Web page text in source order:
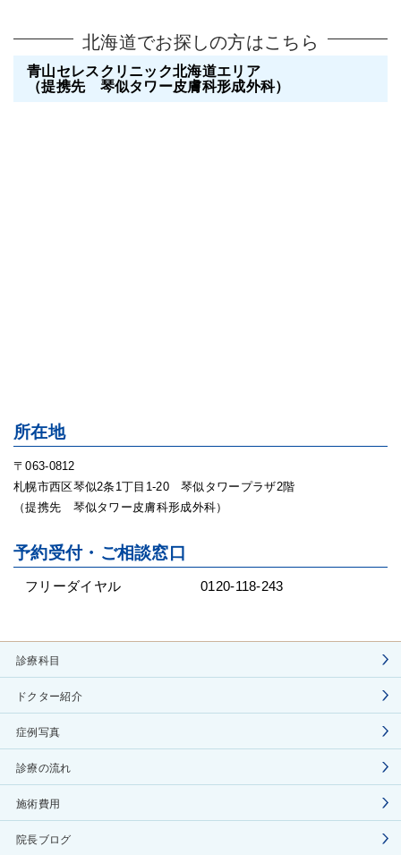
北海道でお探しの方はこちら
青山セレスクリニック北海道エリア
（提携先 琴似タワー皮膚科形成外科）
所在地
〒063-0812
札幌市西区琴似2条1丁目1-20 琴似タワープラザ2階
（提携先 琴似タワー皮膚科形成外科）
予約受付・ご相談窓口
フリーダイヤル 0120-118-243
診療科目
ドクター紹介
症例写真
診療の流れ
施術費用
院長ブログ